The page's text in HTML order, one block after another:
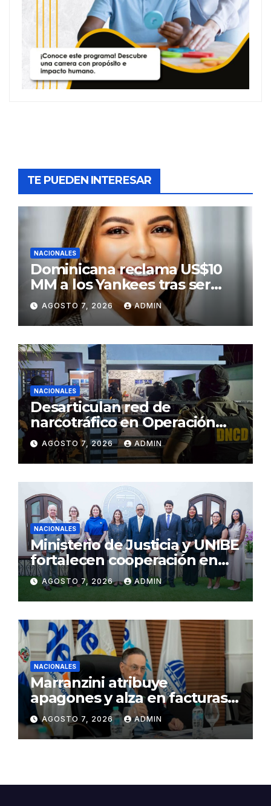
TE PUEDEN INTERESAR
NACIONALES
Dominicana reclama US$10
MM a los Yankees tras ser
golpeada por bate de José
Ramírez
AGOSTO 7, 2026 ADMIN
NACIONALES
Desarticulan red de
narcotráfico en Operación
Lgtca
AGOSTO 7, 2026 ADMIN
NACIONALES
Ministerio de Justicia y UNIBE
fortalecen cooperación en
Justicia y Derechos Humanos
AGOSTO 7, 2026 ADMIN
NACIONALES
Marranzini atribuye
apagones y alza en facturas
eléctricas al calor y procesos
de mantenimiento
AGOSTO 7, 2026 ADMIN